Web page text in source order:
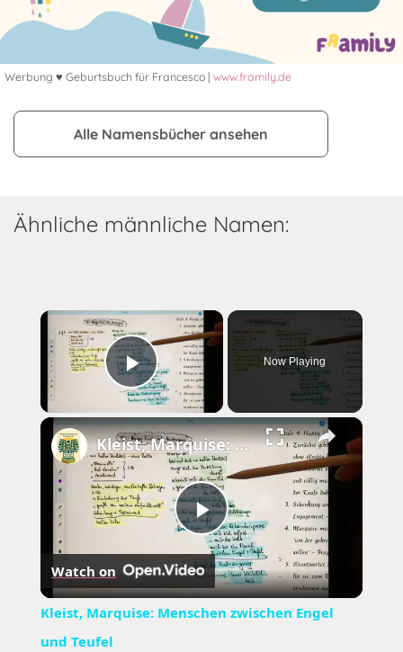
Werbung ♥ Geburtsbuch für Francesco | www.framily.de
Alle Namensbücher ansehen
Ähnliche männliche Namen:
×
Play Video
Now Playing
×
Play
Video
Kleist, Marquise: Menschen zwischen Engel und Teufel
Watch on
Kleist, Marquise: Menschen zwischen Engel
und Teufel